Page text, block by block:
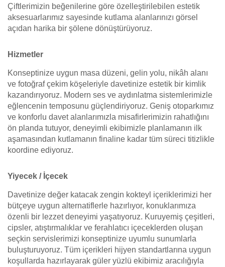
Çiftlerimizin beğenilerine göre özelleştirilebilen estetik
aksesuarlarımız sayesinde kutlama alanlarınızı görsel
açıdan harika bir şölene dönüştürüyoruz.
Hizmetler
Konseptinize uygun masa düzeni, gelin yolu, nikâh alanı
ve fotoğraf çekim köşeleriyle davetinize estetik bir kimlik
kazandırıyoruz. Modern ses ve aydınlatma sistemlerimizle
eğlencenin temposunu güçlendiriyoruz. Geniş otoparkımız
ve konforlu davet alanlarımızla misafirlerimizin rahatlığını
ön planda tutuyor, deneyimli ekibimizle planlamanın ilk
aşamasından kutlamanın finaline kadar tüm süreci titizlikle
koordine ediyoruz.
Yiyecek / İçecek
Davetinize değer katacak zengin kokteyl içeriklerimizi her
bütçeye uygun alternatiflerle hazırlıyor, konuklarımıza
özenli bir lezzet deneyimi yaşatıyoruz. Kuruyemiş çeşitleri,
cipsler, atıştırmalıklar ve ferahlatıcı içeceklerden oluşan
seçkin servislerimizi konseptinize uyumlu sunumlarla
buluşturuyoruz. Tüm içerikleri hijyen standartlarına uygun
koşullarda hazırlayarak güler yüzlü ekibimiz aracılığıyla